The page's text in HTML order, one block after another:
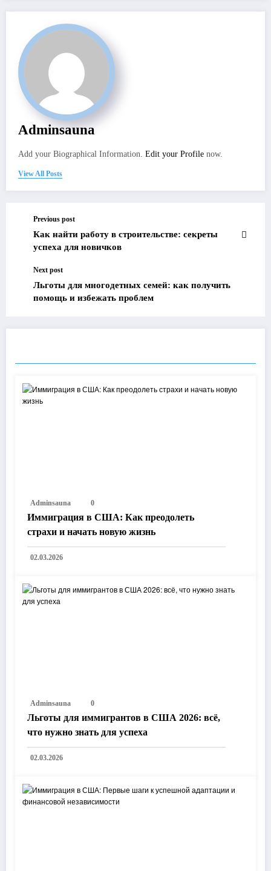
Adminsauna
Add your Biographical Information. Edit your Profile now.
View All Posts
Previous post
Как найти работу в строительстве: секреты
успеха для новичков
Next post
Льготы для многодетных семей: как получить
помощь и избежать проблем
Adminsauna 0
Иммиграция в США: Как преодолеть
страхи и начать новую жизнь
02.03.2026
Adminsauna 0
Льготы для иммигрантов в США 2026: всё,
что нужно знать для успеха
02.03.2026